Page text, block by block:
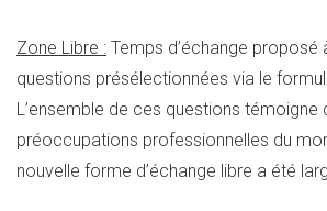
Zone Libre : Temps d’échange proposé
questions présélectionnées via le
L’ensemble de ces questions témoigne
préoccupations professionnelles du
nouvelle forme d’échange libre a été